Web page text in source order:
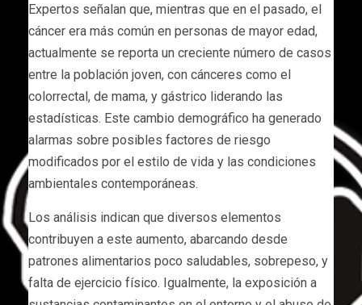
Expertos señalan que, mientras que en el pasado, el
cáncer era más común en personas de mayor edad,
actualmente se reporta un creciente número de casos
entre la población joven, con cánceres como el
colorrectal, de mama, y gástrico liderando las
estadísticas. Este cambio demográfico ha generado
alarmas sobre posibles factores de riesgo
modificados por el estilo de vida y las condiciones
ambientales contemporáneas.
Los análisis indican que diversos elementos
contribuyen a este aumento, abarcando desde
patrones alimentarios poco saludables, sobrepeso, y
falta de ejercicio físico. Igualmente, la exposición a